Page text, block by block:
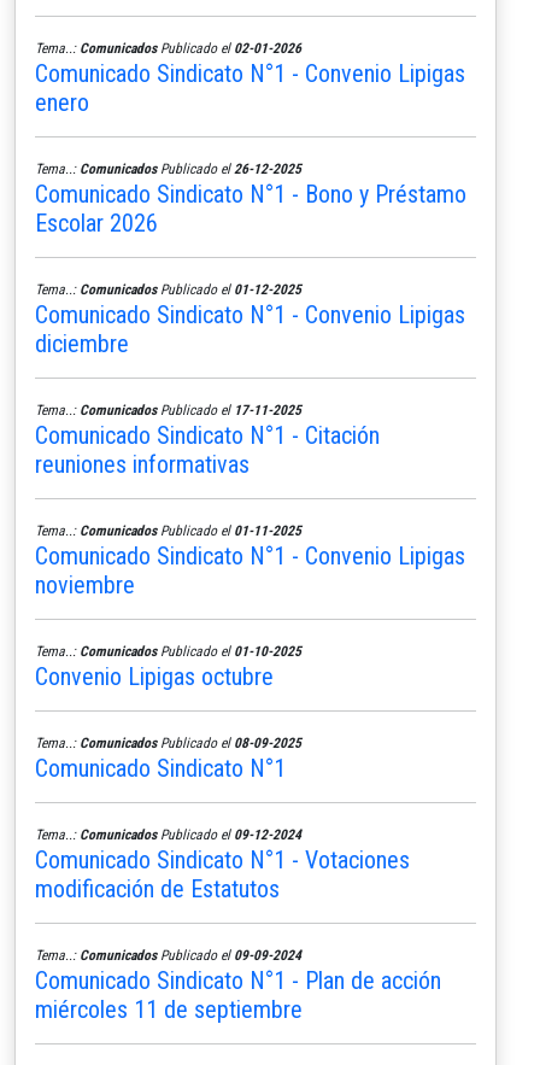
Tema..: ComunicadosPublicado el 02-01-2026
Comunicado Sindicato N°1 - Convenio Lipigas
enero
Tema..: ComunicadosPublicado el 26-12-2025
Comunicado Sindicato N°1 - Bono y Préstamo
Escolar 2026
Tema..: ComunicadosPublicado el 01-12-2025
Comunicado Sindicato N°1 - Convenio Lipigas
diciembre
Tema..: ComunicadosPublicado el 17-11-2025
Comunicado Sindicato N°1 - Citación
reuniones informativas
Tema..: ComunicadosPublicado el 01-11-2025
Comunicado Sindicato N°1 - Convenio Lipigas
noviembre
Tema..: ComunicadosPublicado el 01-10-2025
Convenio Lipigas octubre
Tema..: ComunicadosPublicado el 08-09-2025
Comunicado Sindicato N°1
Tema..: ComunicadosPublicado el 09-12-2024
Comunicado Sindicato N°1 - Votaciones
modificación de Estatutos
Tema..: ComunicadosPublicado el 09-09-2024
Comunicado Sindicato N°1 - Plan de acción
miércoles 11 de septiembre